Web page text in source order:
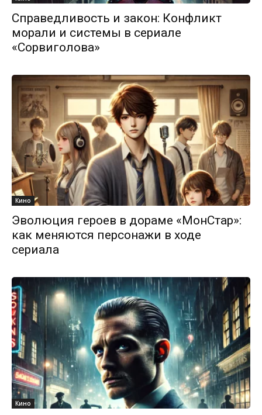
Справедливость и закон: Конфликт
морали и системы в сериале
«Сорвиголова»
Кино
Эволюция героев в дораме «МонСтар»:
как меняются персонажи в ходе
сериала
Кино